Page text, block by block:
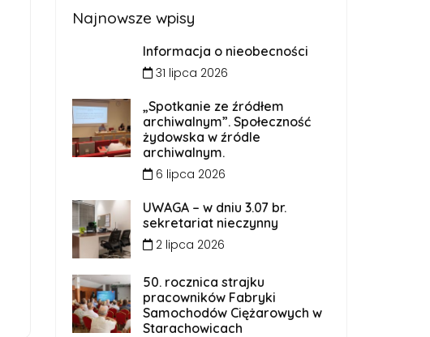
Najnowsze wpisy
Informacja o nieobecności
31 lipca 2026
„Spotkanie ze źródłem
archiwalnym”. Społeczność
żydowska w źródle
archiwalnym.
6 lipca 2026
UWAGA – w dniu 3.07 br.
sekretariat nieczynny
2 lipca 2026
50. rocznica strajku
pracowników Fabryki
Samochodów Ciężarowych w
Starachowicach